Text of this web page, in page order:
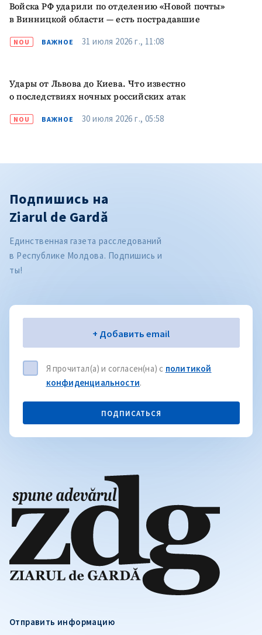
Войска РФ ударили по отделению «Новой почты»
в Винницкой области — есть пострадавшие
NOU ВАЖНОЕ 31 июля 2026 г., 11:08
Удары от Львова до Киева. Что известно
о последствиях ночных российских атак
NOU ВАЖНОЕ 30 июля 2026 г., 05:58
Отправить информацию
Подпишись на
Ziarul de Gardă
Единственная газета расследований
в Республике Молдова. Подпишись и
ты!
Электронная почта+ Добавить email
Я прочитал(а) и согласен(на) с политикой
конфиденциальности.
ПОДПИСАТЬСЯ